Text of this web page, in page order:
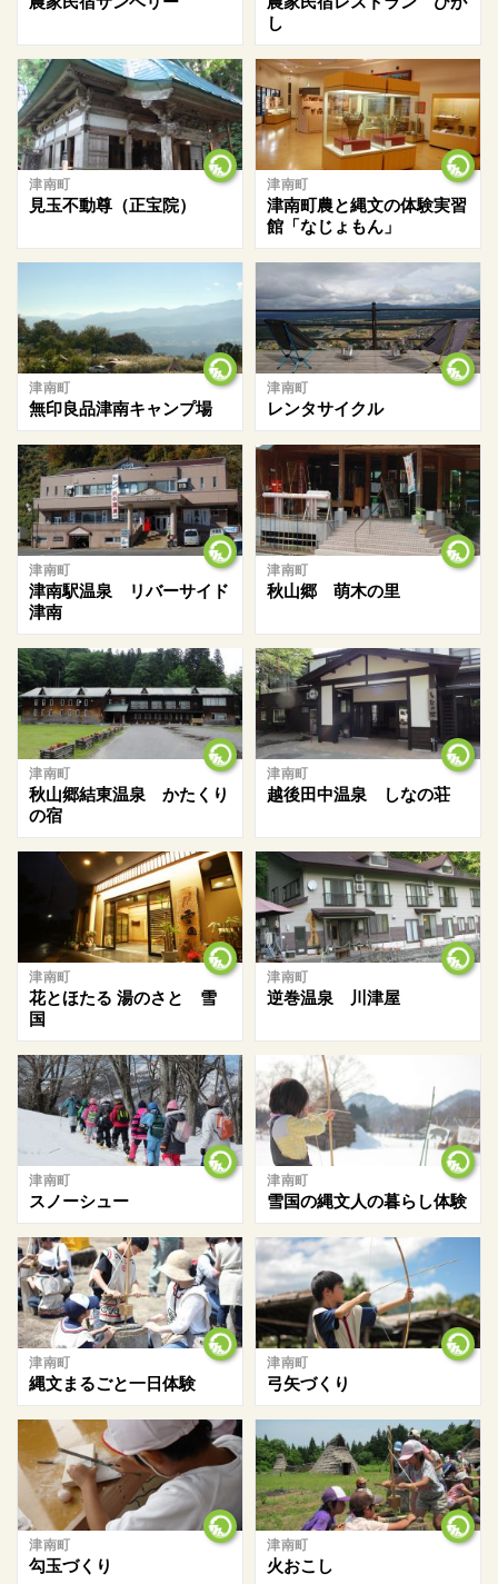
し
津南町
見玉不動尊（正宝院）
津南町
津南町農と縄文の体験実習
館「なじょもん」
津南町
無印良品津南キャンプ場
津南町
レンタサイクル
津南町
津南駅温泉 リバーサイド
津南
津南町
秋山郷 萌木の里
津南町
秋山郷結東温泉 かたくり
の宿
津南町
越後田中温泉 しなの荘
津南町
花とほたる 湯のさと 雪
国
津南町
逆巻温泉 川津屋
津南町
スノーシュー
津南町
雪国の縄文人の暮らし体験
津南町
縄文まるごと一日体験
津南町
弓矢づくり
津南町
勾玉づくり
津南町
火おこし